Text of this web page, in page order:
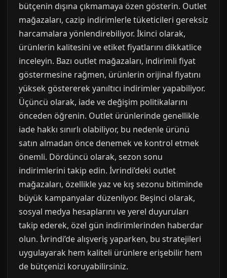
bütçenin dışına çıkmamaya özen gösterin. Outlet
mağazaları, cazip indirimlerle tüketicileri gereksiz
harcamalara yönlendirebiliyor. İkinci olarak,
ürünlerin kalitesini ve etiket fiyatlarını dikkatlice
inceleyin. Bazı outlet mağazaları, indirimli fiyat
göstermesine rağmen, ürünlerin orijinal fiyatını
yüksek göstererek yanıltıcı indirimler yapabiliyor.
Üçüncü olarak, iade ve değişim politikalarını
önceden öğrenin. Outlet ürünlerinde genellikle
iade hakkı sınırlı olabiliyor, bu nedenle ürünü
satın almadan önce denemek ve kontrol etmek
önemli. Dördüncü olarak, sezon sonu
indirimlerini takip edin. İvrindi’deki outlet
mağazaları, özellikle yaz ve kış sezonu bitiminde
büyük kampanyalar düzenliyor. Beşinci olarak,
sosyal medya hesaplarını ve yerel duyuruları
takip ederek, özel gün indirimlerinden haberdar
olun. İvrindi’de alışveriş yaparken, bu stratejileri
uygulayarak hem kaliteli ürünlere erişebilir hem
de bütçenizi koruyabilirsiniz.